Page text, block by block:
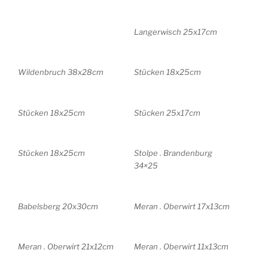
Langerwisch 25x17cm
Wildenbruch 38x28cm Stücken 18x25cm
Stücken 18x25cm Stücken 25x17cm
Stücken 18x25cm
Stolpe . Brandenburg
34×25
Babelsberg 20x30cm Meran . Oberwirt 17x13cm
Meran . Oberwirt 21x12cm Meran . Oberwirt 11x13cm